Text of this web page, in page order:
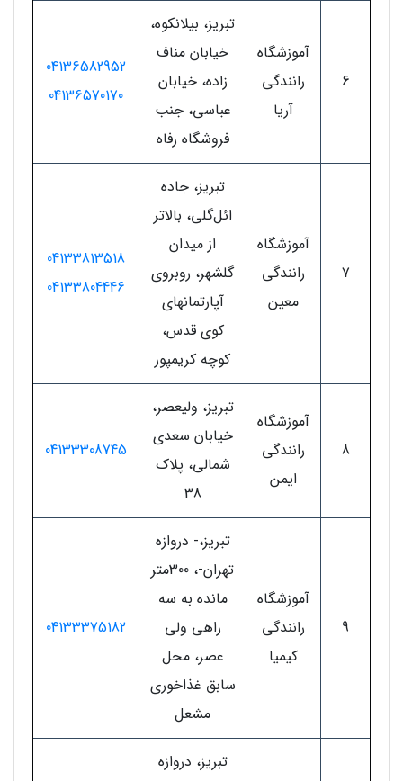
6
آموزشگاه
رانندگی
آریا
تبریز، بیلانکوه،
خیابان مناف
زاده، خیابان
عباسی، جنب
فروشگاه رفاه
04136582952
04136570170
7
آموزشگاه
رانندگی
معین
تبریز، جاده
ائل‌گلی، بالاتر
از میدان
گلشهر، روبروی
آپارتمانهای
کوی قدس،
کوچه کریمپور
04133813518
04133804446
8
آموزشگاه
رانندگی
ایمن
تبریز، ولیعصر،
خیابان سعدی
شمالی، پلاک
38
04133308745
9
آموزشگاه
رانندگی
کیمیا
تبریز،- دروازه
تهران-، 300متر
مانده به سه
راهی ولی
عصر، محل
سابق غذاخوری
مشعل
04133375182
تبریز، دروازه